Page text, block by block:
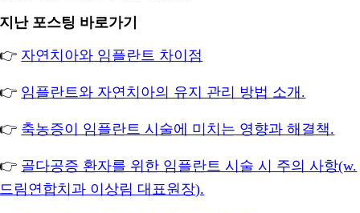
지난 포스팅 바로가기
👉 자연치아와 임플란트 차이점
👉 임플란트와 자연치아의 유지 관리 방법 소개.
👉 축농증이 임플란트 시술에 미치는 영향과 해결책.
👉 골다공증 환자를 위한 임플란트 시술 시 주의 사항(w.
드림연합치과 이상림 대표원장).